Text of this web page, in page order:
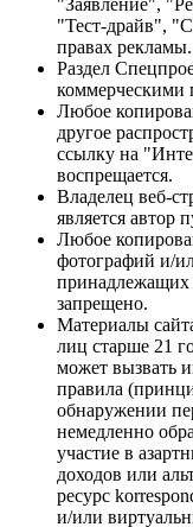
"Тест-драйв",
правах рекламы.
Раздел
коммерческими
Любое
другое
ссылку на
воспрещается.
Владелец веб-
является автор
Любое
фотографий и/
принадлежащих
запрещено.
Материалы
лиц старше 21
может вызвать
правила
обнаружении
немедленно
участие в
доходов или
ресурс
и/или